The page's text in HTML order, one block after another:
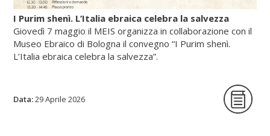
I Purim shenì. L’Italia ebraica celebra la salvezza
Giovedì 7 maggio il MEIS organizza in collaborazione con il
Museo Ebraico di Bologna il convegno “I Purim shenì.
L’Italia ebraica celebra la salvezza”.
La giornata di studi intende per la prima
volta indagare origine, circostanze storiche
Data:29 Aprile 2026